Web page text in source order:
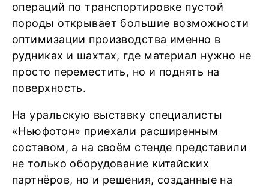
операций по транспортировке пустой
породы открывает большие возможности
оптимизации производства именно в
рудниках и шахтах, где материал нужно не
просто переместить, но и поднять на
поверхность.
На уральскую выставку специалисты
«Ньюфотон» приехали расширенным
составом, а на своём стенде представили
не только оборудование китайских
партнёров, но и решения, созданные на